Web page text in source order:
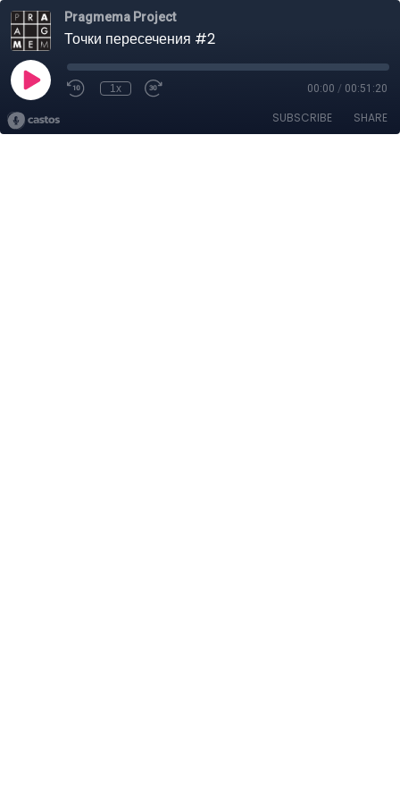
Pragmema Project
Точки пересечения #2
1x 00:00 / 00:51:20
SUBSCRIBE SHARE